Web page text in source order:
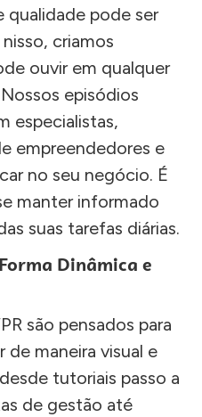
pode ser
criamos
ouvir em qualquer
episódios
especialistas,
empreendedores e
no seu negócio. É
manter informado
suas tarefas diárias.
Dinâmica e
são pensados para
de maneira visual e
tutoriais passo a
de gestão até